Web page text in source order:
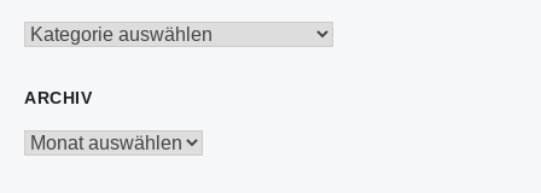
Kategorien
ARCHIV
Archiv